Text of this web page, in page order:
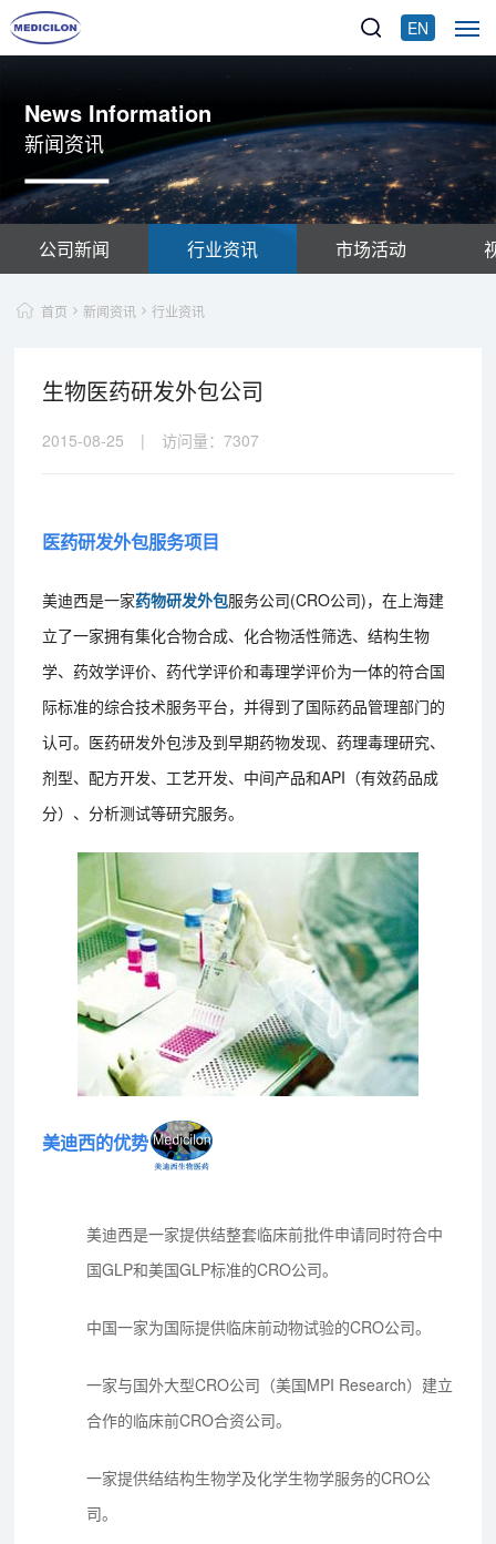
EN
News Information
新闻资讯
公司新闻 行业资讯 市场活动
首页 新闻资讯 行业资讯
生物医药研发外包公司
2015-08-25 | 访问量：7307
医药研发外包服务项目
美迪西是一家药物研发外包服务公司(CRO公司)，在上海建
立了一家拥有集化合物合成、化合物活性筛选、结构生物
学、药效学评价、药代学评价和毒理学评价为一体的符合国
际标准的综合技术服务平台，并得到了国际药品管理部门的
认可。医药研发外包涉及到早期药物发现、药理毒理研究、
剂型、配方开发、工艺开发、中间产品和API（有效药品成
分）、分析测试等研究服务。
美迪西的优势
美迪西是一家提供结整套临床前批件申请同时符合中
国GLP和美国GLP标准的CRO公司。
中国一家为国际提供临床前动物试验的CRO公司。
一家与国外大型CRO公司（美国MPI Research）建立
合作的临床前CRO合资公司。
一家提供结结构生物学及化学生物学服务的CRO公
司。